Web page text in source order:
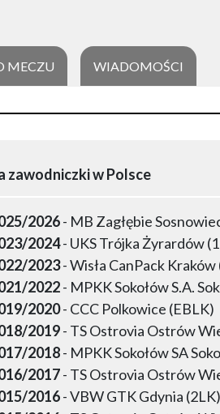
MECZU WIADOMOŚCI
zawodniczki w Polsce
2026- MB Zagłębie
2024- UKS Trójka Żyrardów
2023- Wisła CanPack Kraków
2022- MPKK Sokołów S.A.
2020- CCC Polkowice (EBLK)
2019- TS Ostrovia Ostrów
2018- MPKK Sokołów SA
2017- TS Ostrovia Ostrów
2016- VBW GTK Gdynia (2LK)